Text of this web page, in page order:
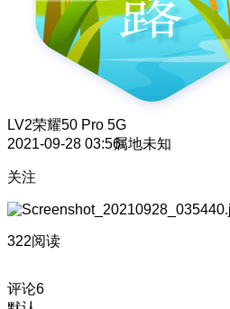
LV2荣耀50 Pro 5G
2021-09-28 03:56属地未知
关注
322阅读
评论6